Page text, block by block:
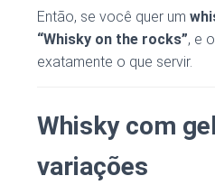
Então, se você quer um
“Whisky on the rocks”, e
exatamente o que servir.
Whisky com
variações